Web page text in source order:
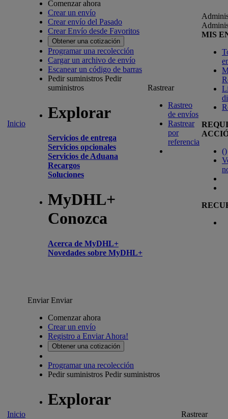
Inicio
Comenzar ahora
Crear un envío
Crear envío del Pasado
Crear Envío desde Favoritos
Obtener una cotización
Programar una recolección
Cargar un archivo de envío
Escanear un código de barras
Pedir suministros Pedir
suministros
Explorar
Servicios de entrega
Servicios opcionales
Servicios de Aduana
Recargos
Soluciones
MyDHL+
Conozca
Acerca de MyDHL+
Novedades sobre MyDHL+
Rastrear
Rastreo
de envíos
Rastrear
por
referencia
MIS
()
Inicio
EnviarEnviar
Comenzar ahora
Crear un envío
Registro a Enviar Ahora!
Obtener una cotización
Programar una recolección
Pedir suministros Pedir suministros
Explorar
Rastrear